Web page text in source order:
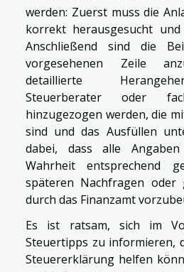
werden: Zuerst muss die
korrekt herausgesucht
Anschließend sind die
vorgesehenen Zeile
detaillierte
Steuerberater oder
hinzugezogen werden, die
sind und das Ausfüllen
dabei, dass alle
Wahrheit entsprechend
späteren Nachfragen
durch das Finanzamt
Es ist ratsam, sich im
Steuertipps zu informieren,
Steuererklärung helfen